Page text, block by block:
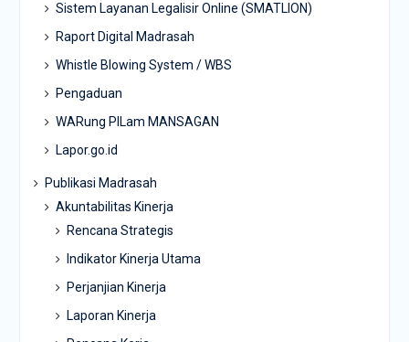
Sistem Layanan Legalisir Online (SMATLION)
Raport Digital Madrasah
Whistle Blowing System / WBS
Pengaduan
WARung PILam MANSAGAN
Lapor.go.id
Publikasi Madrasah
Akuntabilitas Kinerja
Rencana Strategis
Indikator Kinerja Utama
Perjanjian Kinerja
Laporan Kinerja